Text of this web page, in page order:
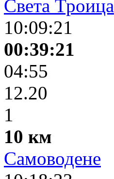
Света Троица
10:09:21
00:39:21
04:55
12.20
1
10 км
Самоводене